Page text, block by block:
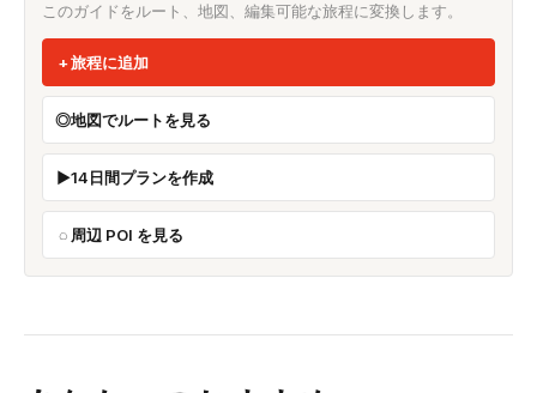
このガイドをルート、地図、編集可能な旅程に変換します。
旅程に追加
地図でルートを見る
14日間プランを作成
周辺 POI を見る